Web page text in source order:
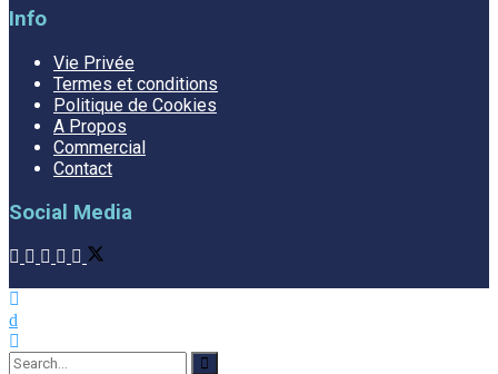
Info
Vie Privée
Termes et conditions
Politique de Cookies
A Propos
Commercial
Contact
Social Media